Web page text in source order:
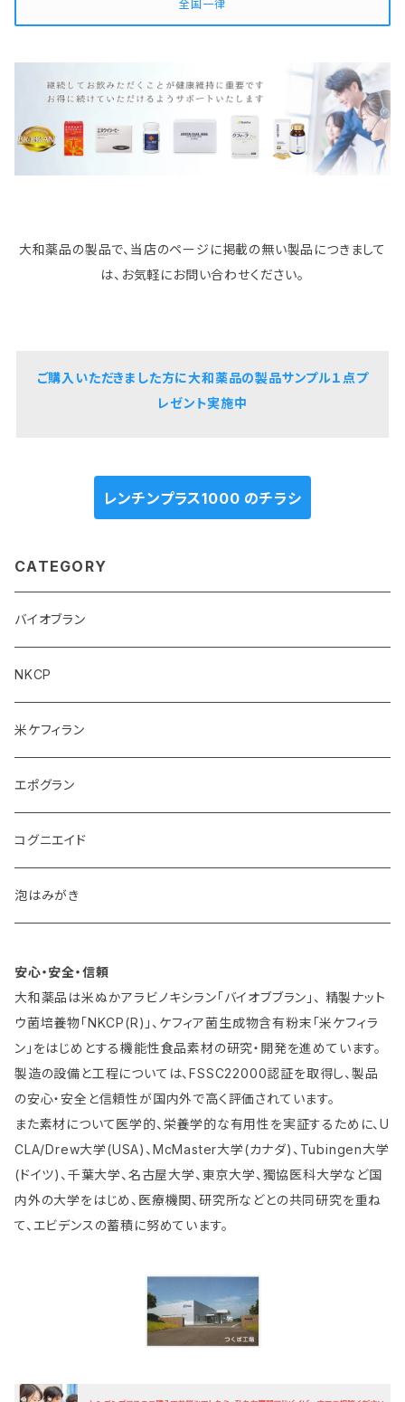
全国一律
大和薬品の製品で、当店のページに掲載の無い製品につきまして
は、お気軽にお問い合わせください。
ご購入いただきました方に大和薬品の製品サンプル１点プ
レゼント実施中
レンチンプラス1000 のチラシ
CATEGORY
バイオブラン
NKCP
米ケフィラン
エポグラン
コグニエイド
泡はみがき
安心・安全・信頼
大和薬品は米ぬかアラビノキシラン「バイオブブラン」、 精製ナット
ウ菌培養物「NKCP(R)」、ケフィア菌生成物含有粉末「米ケフィラ
ン」をはじめとする機能性食品素材の研究・開発を進めています。
製造の設備と工程については、FSSC22000認証を取得し、製品
の安心・安全と信頼性が国内外で高く評価されています。
また素材について医学的、栄養学的な有用性を実証するために、U
CLA/Drew大学(USA)、McMaster大学(カナダ)、Tubingen大学
(ドイツ)、千葉大学、名古屋大学、東京大学、獨協医科大学など国
内外の大学をはじめ、医療機関、研究所などとの共同研究を重ね
て、エビデンスの蓄積に努めています。